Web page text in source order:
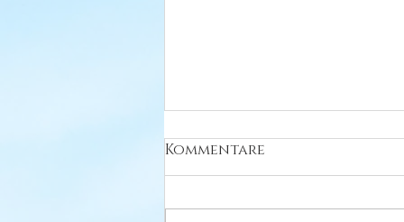
La Palma – Insel des
der Heilung, der
Kommentare